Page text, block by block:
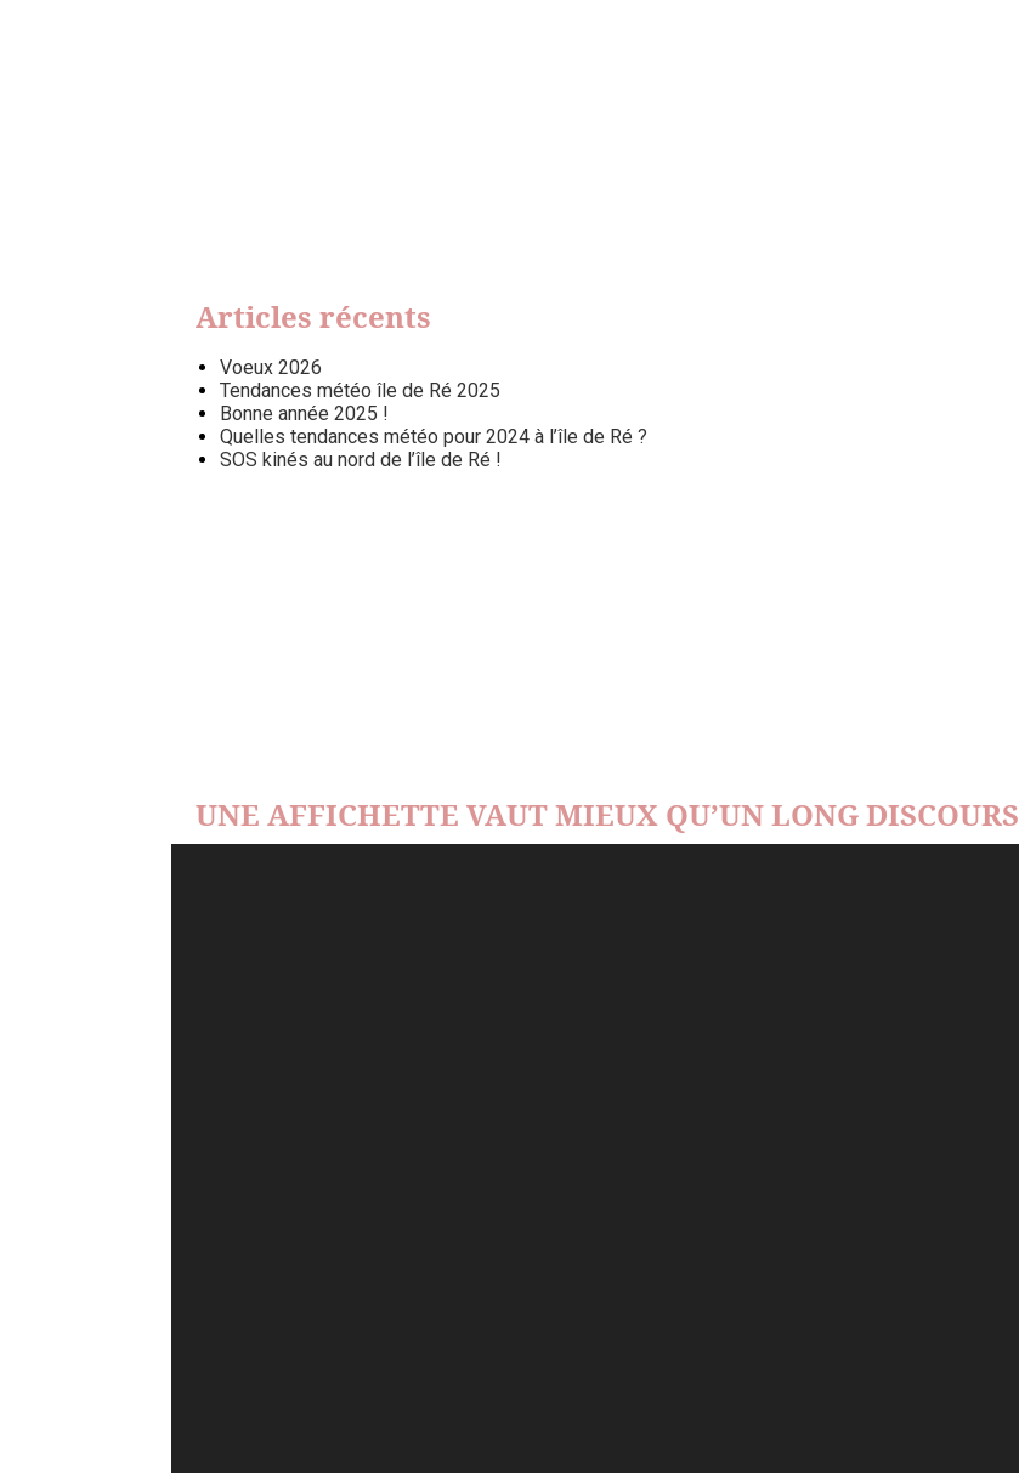
Articles récents
Voeux 2026
Tendances météo île de Ré 2025
Bonne année 2025 !
Quelles tendances météo pour 2024 à l’île de Ré ?
SOS kinés au nord de l’île de Ré !
UNE AFFICHETTE VAUT MIEUX QU’UN LONG DISCOURS